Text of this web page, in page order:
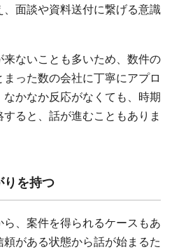
面談や資料送付に繋げる意識
ないことも多いため、数件の
った数の会社に丁寧にアプロ
かなか反応がなくても、時期
ると、話が進むこともありま
りを持つ
、案件を得られるケースもあ
がある状態から話が始まるた